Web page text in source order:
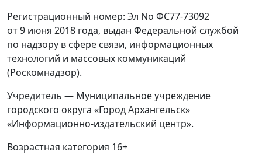
Регистрационный номер: Эл No ФС77-73092
от 9 июня 2018 года, выдан Федеральной службой
по надзору в сфере связи, информационных
технологий и массовых коммуникаций
(Роскомнадзор).
Учредитель — Муниципальное учреждение
городского округа «Город Архангельск»
«Информационно-издательский центр».
Возрастная категория 16+